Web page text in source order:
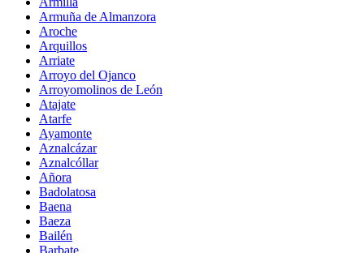
Armuña de Almanzora
Aroche
Arquillos
Arriate
Arroyo del Ojanco
Arroyomolinos de León
Atajate
Atarfe
Ayamonte
Aznalcázar
Aznalcóllar
Añora
Badolatosa
Baena
Baeza
Bailén
Barbate